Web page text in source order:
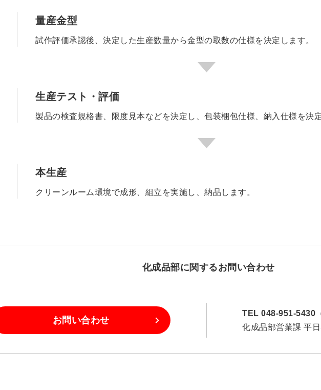
量産金型
試作評価承認後、決定した生産数量から金型の取数の仕様を決定します。
生産テスト・評価
製品の検査規格書、限度見本などを決定し、包装梱包仕様、納入仕様を決定
本生産
クリーンルーム環境で成形、組立を実施し、納品します。
化成品部に関するお問い合わせ
お問い合わせ
TEL 048-951-5430
化成品部営業課 平